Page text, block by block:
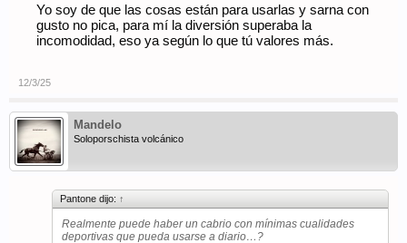
Yo soy de que las cosas están para usarlas y sarna con
gusto no pica, para mí la diversión superaba la
incomodidad, eso ya según lo que tú valores más.
12/3/25
Mandelo
Soloporschista volcánico
Pantone dijo: ↑
Realmente puede haber un cabrio con mínimas cualidades
deportivas que pueda usarse a diario…?